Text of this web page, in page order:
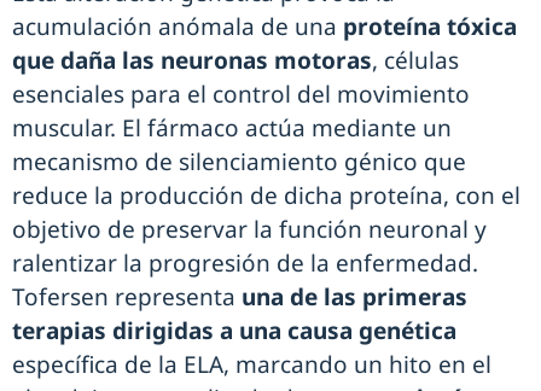
acumulación anómala de una proteína tóxica
que daña las neuronas motoras, células
esenciales para el control del movimiento
muscular. El fármaco actúa mediante un
mecanismo de silenciamiento génico que
reduce la producción de dicha proteína, con el
objetivo de preservar la función neuronal y
ralentizar la progresión de la enfermedad.
Tofersen representa una de las primeras
terapias dirigidas a una causa genética
específica de la ELA, marcando un hito en el